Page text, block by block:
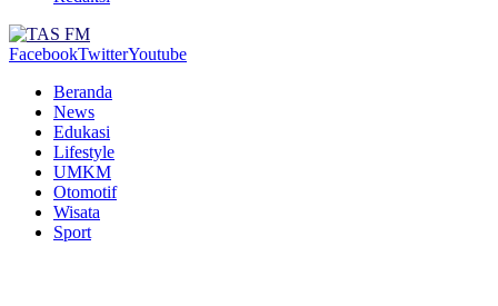
FacebookTwitterYoutube
Beranda
News
Edukasi
Lifestyle
UMKM
Otomotif
Wisata
Sport